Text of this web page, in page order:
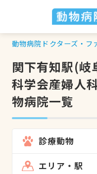
動物病院ドクターズ・フ
関下有知駅(岐
科学会産婦人
物病院一覧
診療動物
エリア・駅